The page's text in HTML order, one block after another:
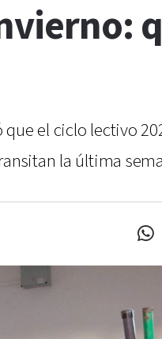
el ciclo lectivo
la última